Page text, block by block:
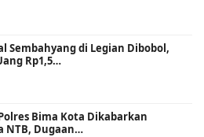
Sembahyang di Legian Dibobol,
Rp1,5…
Bima Kota Dikabarkan
NTB, Dugaan…